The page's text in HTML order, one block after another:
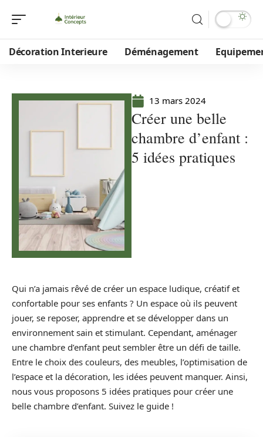
Décoration Interieure Déménagement
13 mars 2024
Créer une belle
chambre d’enfant :
5 idées pratiques
Qui n’a jamais rêvé de créer un espace ludique, créatif et
confortable pour ses enfants ? Un espace où ils peuvent
jouer, se reposer, apprendre et se développer dans un
environnement sain et stimulant. Cependant, aménager
une chambre d’enfant peut sembler être un défi de taille.
Entre le choix des couleurs, des meubles, l’optimisation de
l’espace et la décoration, les idées peuvent manquer. Ainsi,
nous vous proposons 5 idées pratiques pour créer une
belle chambre d’enfant. Suivez le guide !